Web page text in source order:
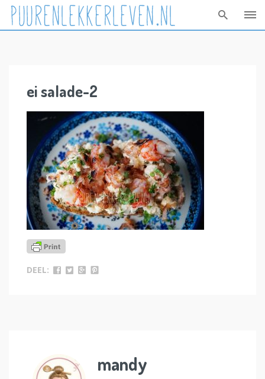
ei salade-2
DEEL:
mandy